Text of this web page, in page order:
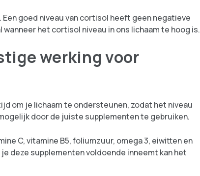
goed niveau van cortisol heeft geen negatieve
het cortisol niveau in ons lichaam te hoog is.
werking voor
om je lichaam te ondersteunen, zodat het niveau
door de juiste supplementen te gebruiken.
C, vitamine B5, foliumzuur, omega 3, eiwitten en
deze supplementen voldoende inneemt kan het